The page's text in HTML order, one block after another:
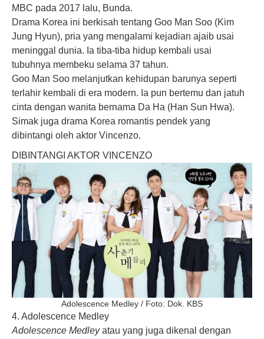
MBC pada 2017 lalu, Bunda.
Drama Korea ini berkisah tentang Goo Man Soo (Kim
Jung Hyun), pria yang mengalami kejadian ajaib usai
meninggal dunia. Ia tiba-tiba hidup kembali usai
tubuhnya membeku selama 37 tahun.
Goo Man Soo melanjutkan kehidupan barunya seperti
terlahir kembali di era modern. Ia pun bertemu dan jatuh
cinta dengan wanita bernama Da Ha (Han Sun Hwa).
Simak juga drama Korea romantis pendek yang
dibintangi oleh aktor Vincenzo.
DIBINTANGI AKTOR VINCENZO
Adolescence Medley / Foto: Dok. KBS
4. Adolescence Medley
Adolescence Medleyatau yang juga dikenal dengan